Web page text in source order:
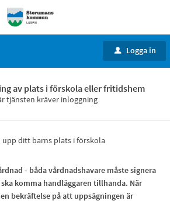
u Logga in
av plats i förskola eller fritidshem
tjänsten kräver inloggning
upp ditt barns plats i förskola
- båda vårdnadshavare måste signera
komma handläggaren tillhanda. När
bekräftelse på att uppsägningen är